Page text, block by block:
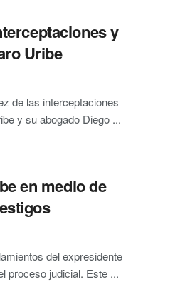
y
Uribe
de las interceptaciones
y su abogado Diego ...
en medio de
del expresidente
proceso judicial. Este ...